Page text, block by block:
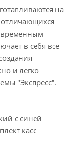
на
отличающихся
в себя все
и легко
"Экспресс".
с синей
касс